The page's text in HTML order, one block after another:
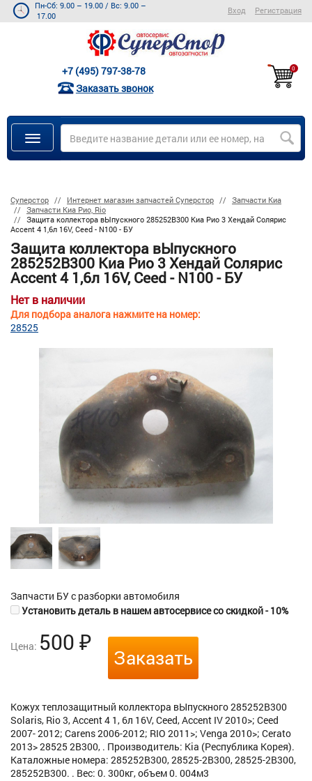
Пн-Сб: 9.00 – 19.00 / Вс: 9.00 –
17.00
Вход Регистрация
+7 (495) 797-38-78
Заказать звонок
0
Суперстор Интернет магазин запчастей Суперстор
Запчасти Киа
Запчасти Киа Рио, Rio
Защита коллектора вЫпускного 285252B300 Киа Рио 3 Хендай Солярис
Accent 4 1,6л 16V, Ceed - N100 - БУ
Защита коллектора вЫпускного
285252B300 Киа Рио 3 Хендай Солярис
Accent 4 1,6л 16V, Ceed - N100 - БУ
Нет в наличии
Для подбора аналога нажмите на номер:
28525
Запчасти БУ с разборки автомобиля
Установить деталь в нашем автосервисе со скидкой - 10%
Цена: 500 ₽
Заказать
Кожух теплозащитный коллектора вЫпускного 285252B300
Solaris, Rio 3, Accent 4 1, 6л 16V, Ceed, Accent IV 2010>; Ceed
2007- 2012; Carens 2006-2012; RIO 2011>; Venga 2010>; Cerato
2013> 28525 2B300, . Производитель: Kia (Республика Корея).
Каталожные номера: 285252B300, 28525-2B300, 28525-2B300,
285252B300. . Вес: 0. 300кг, объем 0. 004м3